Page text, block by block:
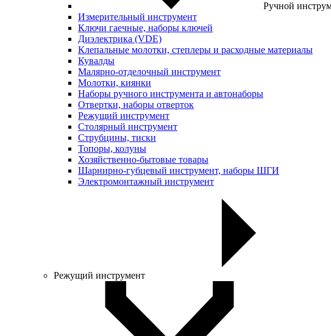
Ручной
Измерительный инструмент
Ключи гаечные, наборы ключей
Диэлектрика (VDE)
Клепальные молотки, степлеры и расходные материалы
Кувалды
Малярно-отделочный инструмент
Молотки, киянки
Наборы ручного инструмента и автонаборы
Отвертки, наборы отверток
Режущий инструмент
Столярный инструмент
Струбцины, тиски
Топоры, колуны
Хозяйственно-бытовые товары
Шарнирно-губцевый инструмент, наборы ШГИ
Электромонтажный инструмент
Режущий инструмент